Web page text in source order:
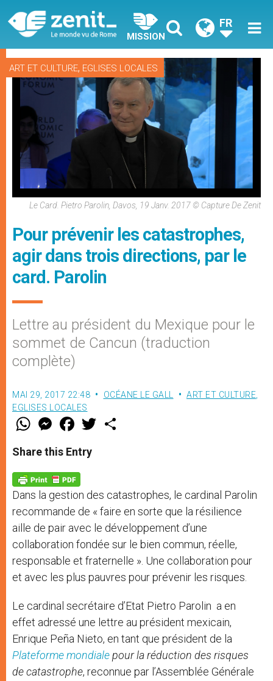
MISSION
FR
ART ET CULTURE, EGLISES LOCALES
Le Card. Pietro Parolin, Davos, 19 Janv. 2017 © Capture De Zenit
Pour prévenir les catastrophes,
agir dans trois directions, par le
card. Parolin
Lettre au président du Mexique pour le
sommet de Cancun (traduction
complète)
MAI 29, 2017 22:48 OCÉANE LE GALL ART ET CULTURE,
EGLISES LOCALES
W
t
s
p
p
M
e
s
e
g
e
r
F
a
e
b
o
k
w
Share this Entry
Dans la gestion des catastrophes, le cardinal Parolin
recommande de « faire en sorte que la résilience
aille de pair avec le développement d’une
collaboration fondée sur le bien commun, réelle,
responsable et fraternelle ». Une collaboration pour
et avec les plus pauvres pour prévenir les risques.
Le cardinal secrétaire d’Etat Pietro Parolin a en
effet adressé une lettre au président mexicain,
Enrique Peña Nieto, en tant que président de la
Plateforme mondialepour la réduction des risques
de catastrophe, reconnue par l’Assemblée Générale